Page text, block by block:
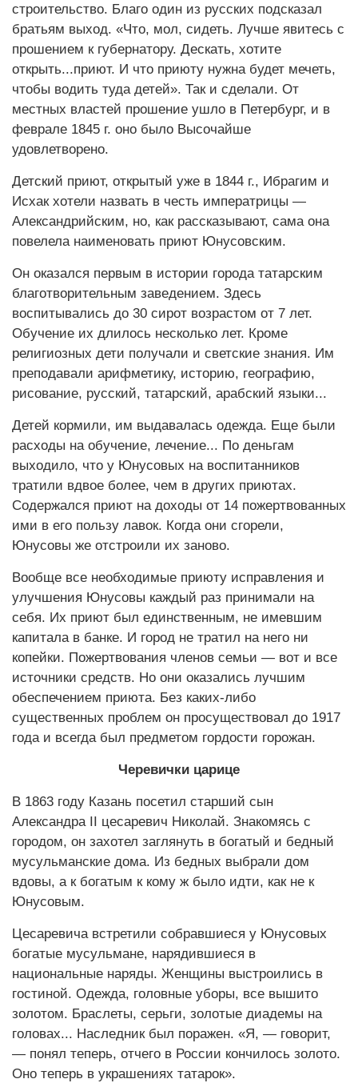
строительство. Благо один из русских подсказал
братьям выход. «Что, мол, сидеть. Лучше явитесь с
прошением к губернатору. Дескать, хотите
открыть...приют. И что приюту нужна будет мечеть,
чтобы водить туда детей». Так и сделали. От
местных властей прошение ушло в Петербург, и в
феврале 1845 г. оно было Высочайше
удовлетворено.
Детский приют, открытый уже в 1844 г., Ибрагим и
Исхак хотели назвать в честь императрицы —
Александрийским, но, как рассказывают, сама она
повелела наименовать приют Юнусовским.
Он оказался первым в истории города татарским
благотворительным заведением. Здесь
воспитывались до 30 сирот возрастом от 7 лет.
Обучение их длилось несколько лет. Кроме
религиозных дети получали и светские знания. Им
преподавали арифметику, историю, географию,
рисование, русский, татарский, арабский языки...
Детей кормили, им выдавалась одежда. Еще были
расходы на обучение, лечение... По деньгам
выходило, что у Юнусовых на воспитанников
тратили вдвое более, чем в других приютах.
Содержался приют на доходы от 14 пожертвованных
ими в его пользу лавок. Когда они сгорели,
Юнусовы же отстроили их заново.
Вообще все необходимые приюту исправления и
улучшения Юнусовы каждый раз принимали на
себя. Их приют был единственным, не имевшим
капитала в банке. И город не тратил на него ни
копейки. Пожертвования членов семьи — вот и все
источники средств. Но они оказались лучшим
обеспечением приюта. Без каких-либо
существенных проблем он просуществовал до 1917
года и всегда был предметом гордости горожан.
Черевички царице
В 1863 году Казань посетил старший сын
Александра II цесаревич Николай. Знакомясь с
городом, он захотел заглянуть в богатый и бедный
мусульманские дома. Из бедных выбрали дом
вдовы, а к богатым к кому ж было идти, как не к
Юнусовым.
Цесаревича встретили собравшиеся у Юнусовых
богатые мусульмане, нарядившиеся в
национальные наряды. Женщины выстроились в
гостиной. Одежда, головные уборы, все вышито
золотом. Браслеты, серьги, золотые диадемы на
головах... Наследник был поражен. «Я, — говорит,
— понял теперь, отчего в России кончилось золото.
Оно теперь в украшениях татарок».